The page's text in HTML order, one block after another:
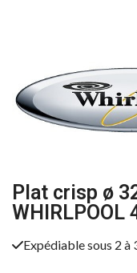
Plat crisp ø
WHIRLPOOL
Expédiable sous 2 à